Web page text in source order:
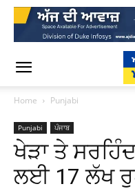
Home Punjabi
Punjabi ਪੰਜਾਬ
ਖੇੜਾ ਤੇ
ਲਈ 17 ਲੱਖ